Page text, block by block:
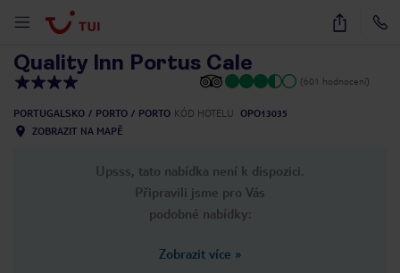
40
Quality Inn Portus Cale
(601 hodnocení)
PORTUGALSKO PORTO PORTO KÓD HOTELU
OPO13035
ZOBRAZIT NA MAPĚ
Upsss, tato nabídka není k dispozici.
Připravili jsme pro Vás
podobné nabídky:
Zobrazit více »